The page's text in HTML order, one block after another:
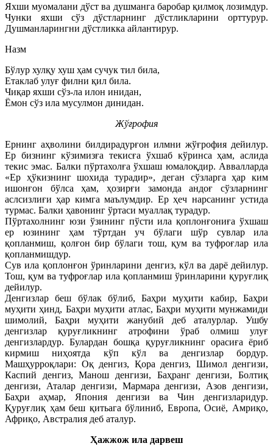
Яхши муомалани дўст ва душманга баробар қилмоқ лозимдур.
Чунки яхши сўз дўстларнинг дўстликларини орттурур.
Душманларингни дўстликка айлантирур.
Назм
Бўлур хулқу хуш ҳам сучук тил била,
Етаклаб улуғ филни қил била.
Чиқар яхши сўз-ла илон инидан,
Ёмон сўз ила мусулмон динидан.
Жўғрофия
Ернинг аҳволини билдирадурғон илмни жўғрофия дейилур.
Ер бизнинг кўзимизға текисға ўхшаб кўринса ҳам, аслида
текис эмас. Балки пўртахолға ўхшаш юмалоқдир. Аввалларда
«Ер ҳўкизнинг шохида турадир», деган сўзларга ҳар ким
ишонғон бўлса ҳам, ҳозирғи замонда андоғ сўзларнинг
аслсизлиғи ҳар кимга маълумдир. Ер ҳеч нарсанинг устида
турмас. Балки ҳавонинг ўртаси муаллақ турадур.
Пўртахолнинг юзи ўзининг пўсти ила қоплонғониға ўхшаш
ер юзининг ҳам тўртдан уч бўлаги шўр сувлар ила
қопланмиш, қолғон бир бўлаги тош, қум ва туфроғлар ила
қопланмишдур.
Сув ила қоплонғон ўринларини денгиз, кўл ва дарё дейилур.
Тош, қум ва туфроғлар ила қопланмиш ўринларини қуруғлиқ
дейилур.
Денгизлар беш бўлак бўлиб, Баҳри муҳити кабир, Баҳри
муҳити ҳинд, Баҳри муҳити атлас, Баҳри муҳити мунжамиди
шимолий, Баҳри муҳити жанубий деб аталурлар. Ушбу
денгизлар қуруғликнинг атрофини ўраб олмиш улуғ
денгизлардур. Булардан бошқа қуруғликнинг орасиға ёриб
кирмиш ниҳоятда кўп кўл ва денгизлар бордур.
Машҳурроқлари: Оқ денгиз, Қора денгиз, Шимол денгизи,
Каспий денгиз, Манош денгизи, Баҳранг денгизи, Болтиқ
денгизи, Аталар денгизи, Мармара денгизи, Азов денгизи,
Баҳри аҳмар, Япония денгизи ва Чин денгизларидур.
Қуруғлиқ ҳам беш қитьага бўлиниб, Европа, Осиё, Амриқо,
Африқо, Австралия деб аталур.
Ҳажжож ила дарвеш